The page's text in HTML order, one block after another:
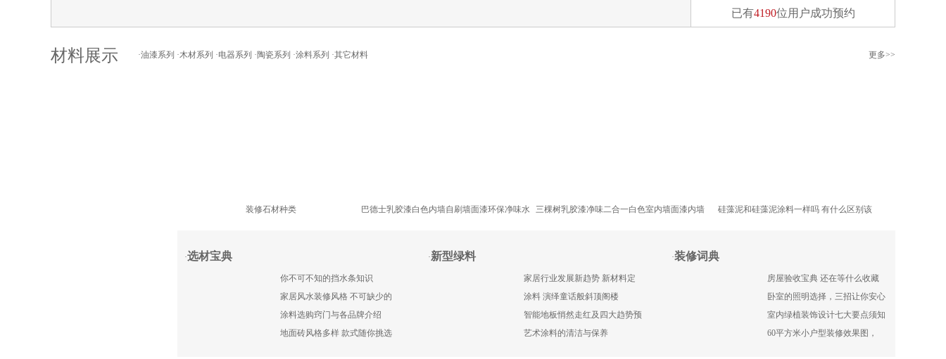
已有4190位用户成功预约
材料展示 ·油漆系列 ·木材系列 ·电器系列 ·陶瓷系列 ·涂料系列 ·其它材料 更多>>
装修石材种类 巴德士乳胶漆白色内墙自刷墙面漆环保净味水 三棵树乳胶漆净味二合一白色室内墙面漆内墙 硅藻泥和硅藻泥涂料一样吗 有什​么区别该
·选材宝典
你不可不知的挡水条知识
家居风水装修风格 不可缺少的
涂料选购窍门与各品牌介绍
地面砖风格多样 款式随你挑选
·新型绿料
家居行业发展新趋势 新材料定
涂料 演绎童话般斜顶阁楼
智能地板悄然走红及四大趋势预
艺术涂料的清洁与保养
·装修词典
房屋验收宝典 还在等什么收藏
卧室的照明选择，三招让你安心
室内绿植装饰设计七大要点须知
60平方米小户型装修效果图，